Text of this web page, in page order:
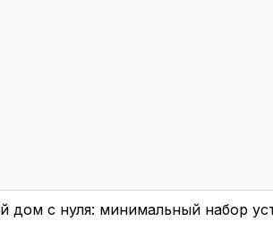
дом с нуля: минимальный набор